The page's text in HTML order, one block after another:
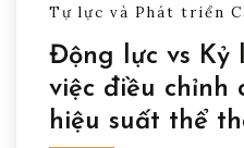
Tự lực và Phát triển
Động lực vs Kỷ
việc điều chỉnh
hiệu suất thể